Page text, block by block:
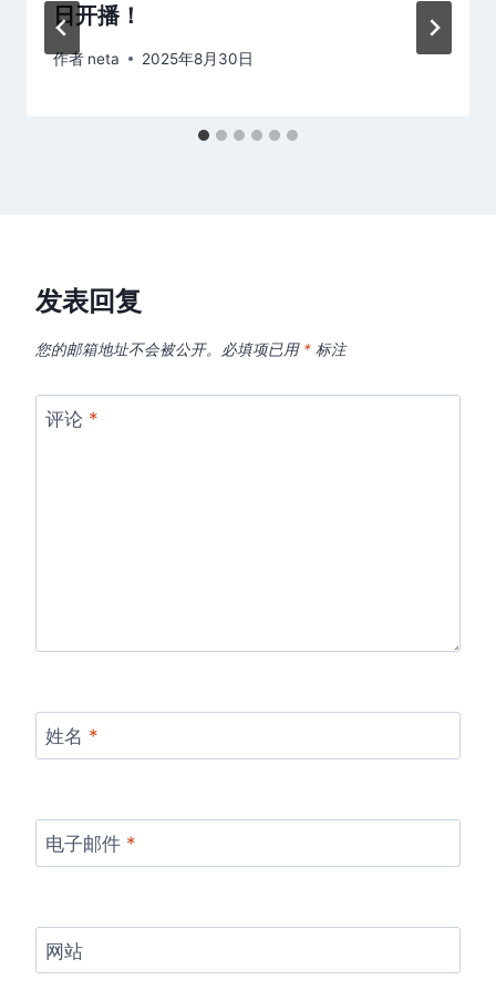
日开播！
作者 neta 2025年8月30日
发表回复
您的邮箱地址不会被公开。 必填项已用 * 标注
评论 *
姓名 *
电子邮件 *
网站